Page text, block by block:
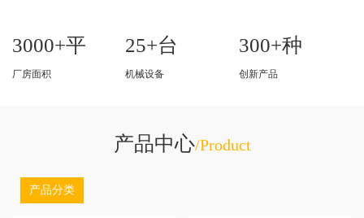
3000+平
厂房面积
25+台
机械设备
300+种
创新产品
产品中心/Product
产品分类